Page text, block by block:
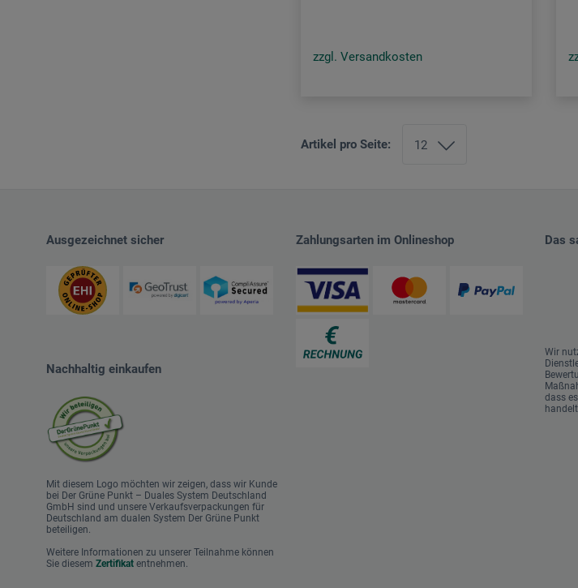
zzgl. Versandkosten
Artikel pro Seite:
Ausgezeichnet sicher
Nachhaltig einkaufen
Mit diesem Logo möchten wir zeigen, dass wir Kunde
bei Der Grüne Punkt – Duales System Deutschland
GmbH sind und unsere Verkaufsverpackungen für
Deutschland am dualen System Der Grüne Punkt
beteiligen.
Weitere Informationen zu unserer Teilnahme können
Sie diesem Zertifikat entnehmen.
Zahlungsarten im Onlineshop Das
Wir
dass
handelt.